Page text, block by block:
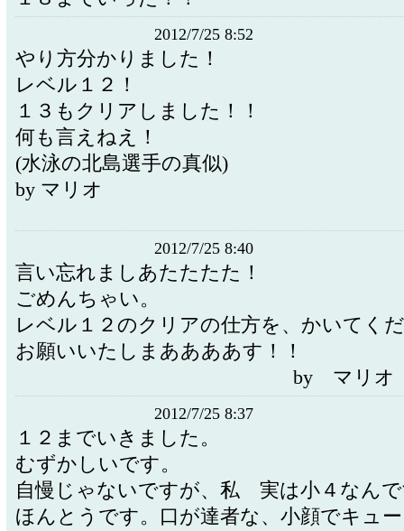
2012/7/25 8:52
やり方分かりました！
レベル１２！
１３もクリアしました！！
何も言えねえ！
(水泳の北島選手の真似)
by マリオ
2012/7/25 8:40
言い忘れましあたたたた！
ごめんちゃい。
レベル１２のクリアの仕方を、かいてく
お願いいたしまああああす！！
by マリオ
2012/7/25 8:37
１２までいきました。
むずかしいです。
自慢じゃないですが、私 実は小４なん
ほんとうです。口が達者な、小顔でキュ